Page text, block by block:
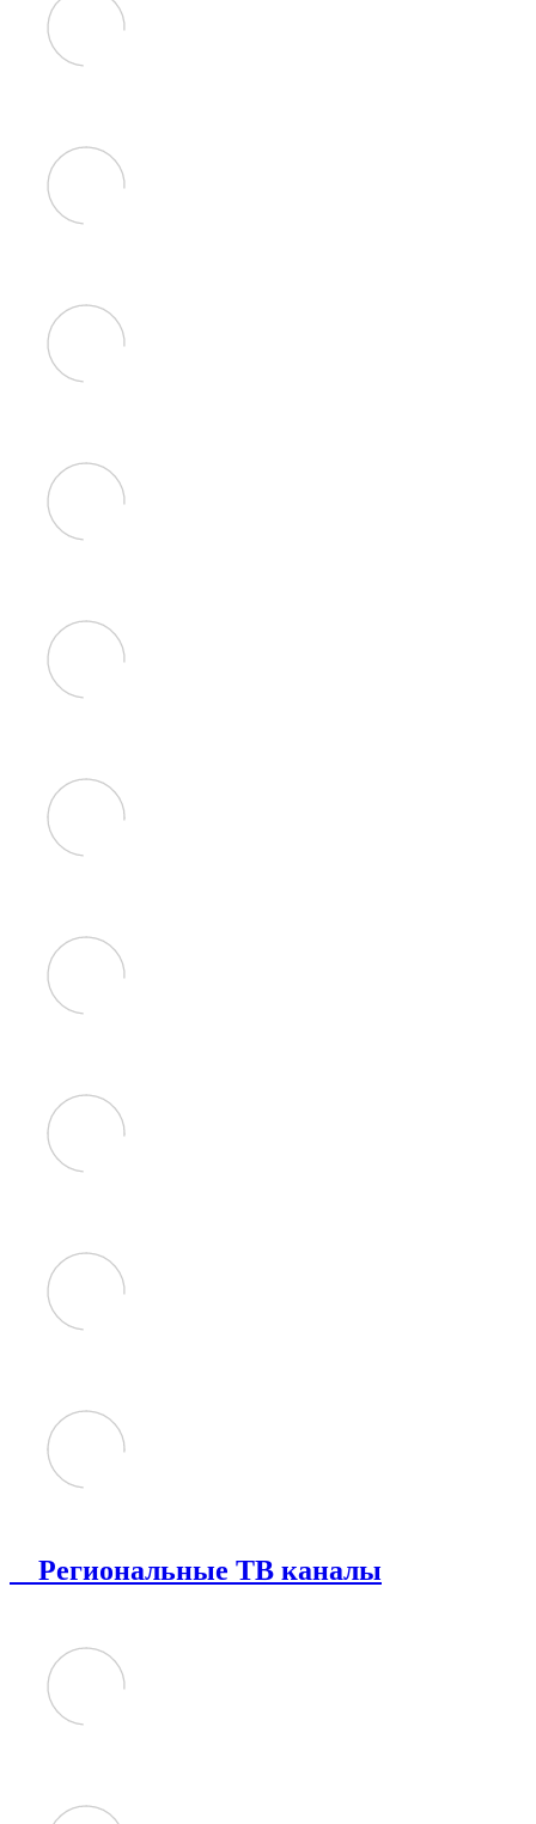
Региональные ТВ каналы